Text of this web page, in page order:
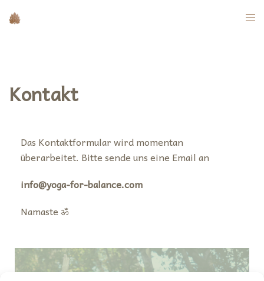
Kontakt
Das Kontaktformular wird momentan
überarbeitet. Bitte sende uns eine Email an
info@yoga-for-balance.com
Namaste ॐ